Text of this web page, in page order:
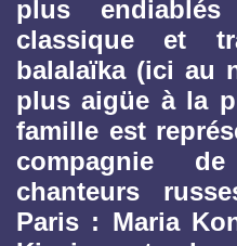
plus
classique et
balalaïka (ici au
plus aigüe à la
famille est
compagnie
chanteurs
Paris : Maria